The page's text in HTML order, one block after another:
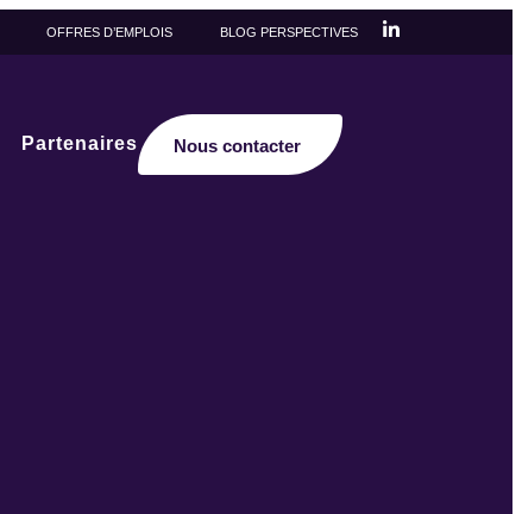
OFFRES D’EMPLOIS BLOG PERSPECTIVES
Partenaires Nous contacter